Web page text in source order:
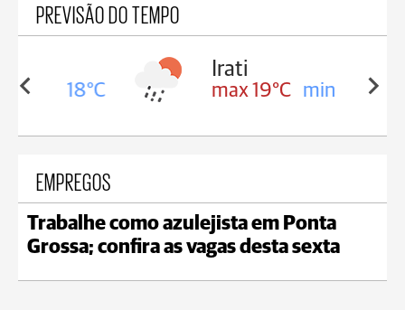
PREVISÃO DO TEMPO
18°C
Irati
max 19°C min 17°C
EMPREGOS
Trabalhe como azulejista em Ponta
Grossa; confira as vagas desta sexta